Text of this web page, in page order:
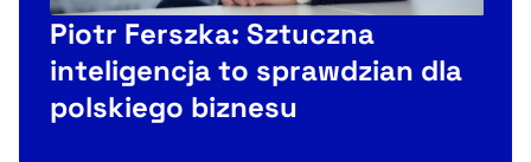
Piotr Ferszka: Sztuczna
inteligencja to sprawdzian dla
polskiego biznesu